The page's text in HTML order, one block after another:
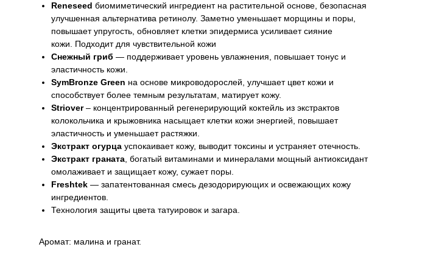
Reneseed биомиметический ингредиент на растительной основе, безопасная
улучшенная альтернатива ретинолу. Заметно уменьшает морщины и поры,
повышает упругость, обновляет клетки эпидермиса усиливает сияние
кожи. Подходит для чувствительной кожи
Снежный гриб — поддерживает уровень увлажнения, повышает тонус и
эластичность кожи.
SymBronze Green на основе микроводорослей, улучшает цвет кожи и
способствует более темным результатам, матирует кожу.
Striover– концентрированный регенерирующий коктейль из экстрактов
колокольчика и крыжовника насыщает клетки кожи энергией, повышает
эластичность и уменьшает растяжки.
Экстракт огурца успокаивает кожу, выводит токсины и устраняет отечность.
Экстракт граната, богатый витаминами и минералами мощный антиоксидант
омолаживает и защищает кожу, сужает поры.
Freshtek — запатентованная смесь дезодорирующих и освежающих кожу
ингредиентов.
Технология защиты цвета татуировок и загара.
Аромат: малина и гранат.